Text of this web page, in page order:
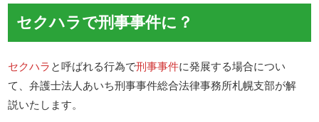
セクハラで刑事事件に？
セクハラと呼ばれる行為で刑事事件に発展する場合につい
て、弁護士法人あいち刑事事件総合法律事務所札幌支部が解
説いたします。